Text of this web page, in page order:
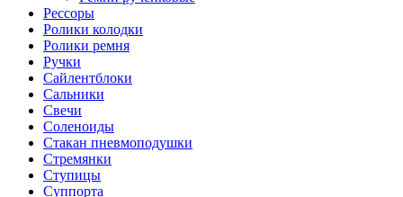
Рессоры
Ролики колодки
Ролики ремня
Ручки
Сайлентблоки
Сальники
Свечи
Соленоиды
Стакан пневмоподушки
Стремянки
Ступицы
Суппорта